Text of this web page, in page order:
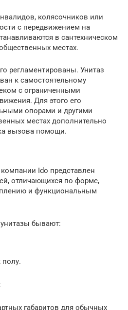
колясочников или
с передвижением на
в сантехническом
местах.
регламентированы. Унитаз
к самостоятельному
с ограниченными
Для этого его
опорами и другими
местах дополнительно
вызова помощи.
Ido представлен
отличающихся по форме,
и функциональным
бывают:
полу.
габаритов для обычных